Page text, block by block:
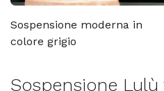
Sospensione moderna in
colore grigio
Sospensione Lulù